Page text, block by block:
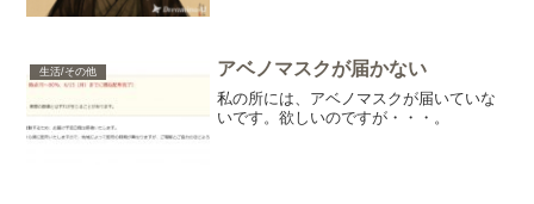
はギ〇チン。
生活/その他 アベノマスクが届かない
私の所には、アベノマスクが届いていな
いです。欲しいのですが・・・。